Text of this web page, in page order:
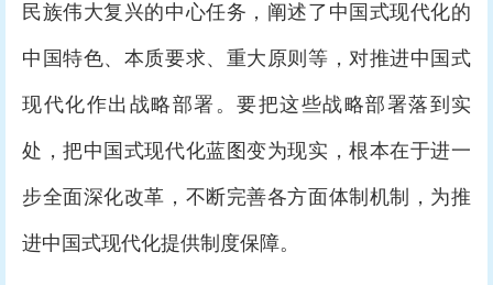
民族伟大复兴的中心任务，阐述了中国式现代化的
中国特色、本质要求、重大原则等，对推进中国式
现代化作出战略部署。要把这些战略部署落到实
处，把中国式现代化蓝图变为现实，根本在于进一
步全面深化改革，不断完善各方面体制机制，为推
进中国式现代化提供制度保障。